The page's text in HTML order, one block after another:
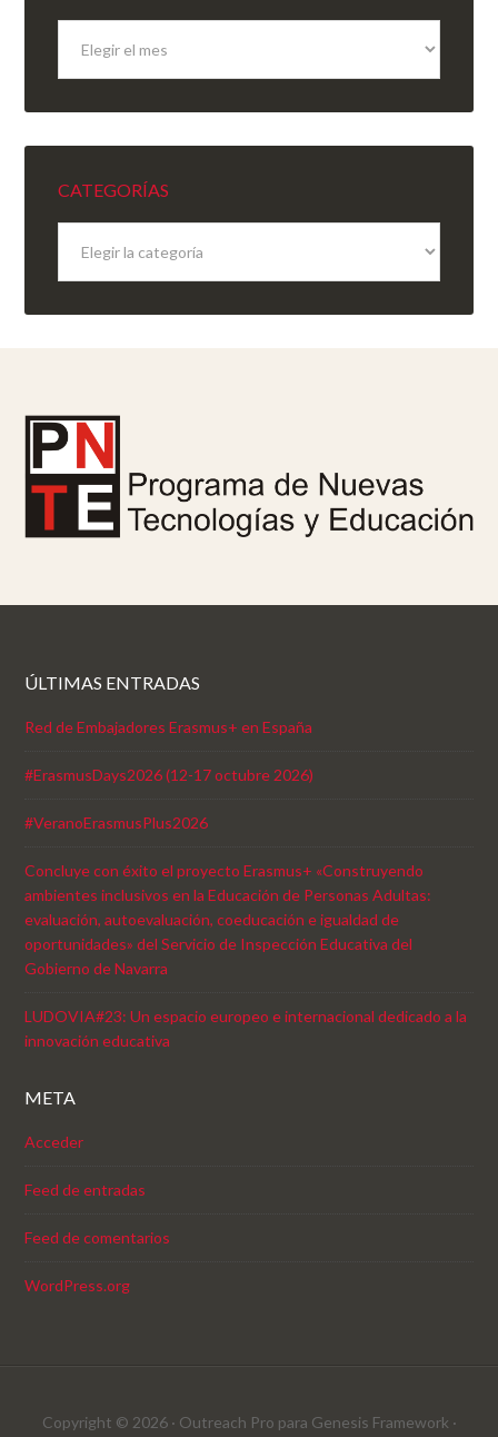
sitio
CATEGORÍAS
ÚLTIMAS ENTRADAS
Red de Embajadores Erasmus+ en España
#ErasmusDays2026 (12-17 octubre 2026)
#VeranoErasmusPlus2026
Concluye con éxito el proyecto Erasmus+ «Construyendo
ambientes inclusivos en la Educación de Personas Adultas:
evaluación, autoevaluación, coeducación e igualdad de
oportunidades» del Servicio de Inspección Educativa del
Gobierno de Navarra
LUDOVIA#23: Un espacio europeo e internacional dedicado a la
innovación educativa
META
Acceder
Feed de entradas
Feed de comentarios
WordPress.org
Copyright © 2026 · Outreach Pro para Genesis Framework ·